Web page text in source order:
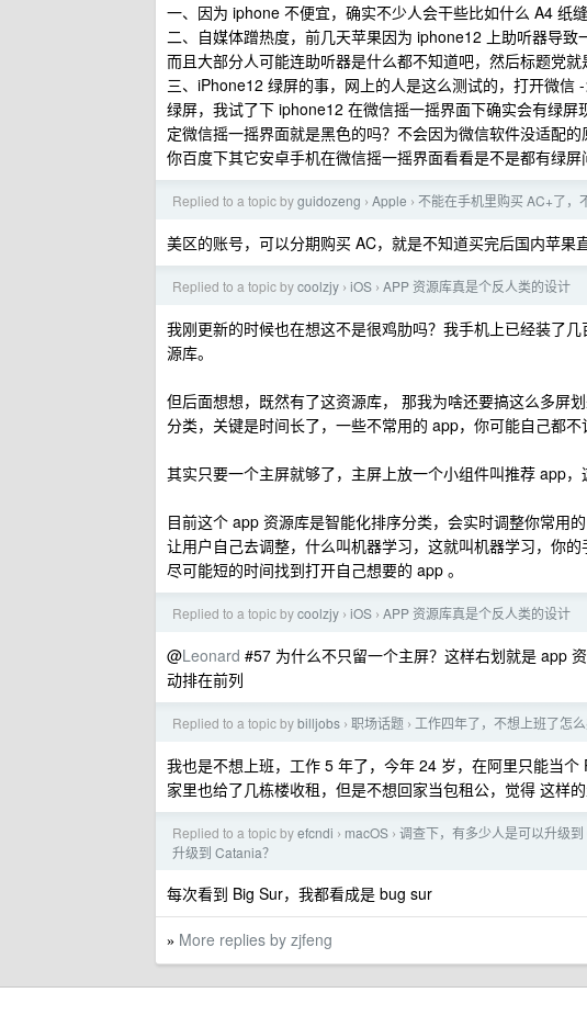
一、因为 iphone 不便宜，确实不少人会干些比如什么 A4 纸
二、自媒体蹭热度，前几天苹果因为 iphone12 上助听器导致
而且大部分人可能连助听器是什么都不知道吧，然后标题党
三、iPhone12 绿屏的事，网上的人是这么测试的，打开微
绿屏，我试了下 iphone12 在微信摇一摇界面下确实会有绿
定微信摇一摇界面就是黑色的吗？不会因为微信软件没适配的
你百度下其它安卓手机在微信摇一摇界面看看是不是都有绿屏
Replied to a topic byguidozeng › Apple › 不能在手机里购买 AC+了，
美区的账号，可以分期购买 AC，就是不知道买完后国内苹果
Replied to a topic bycoolzjy › iOS › APP 资源库真是个反人类的设计
我刚更新的时候也在想这不是很鸡肋吗？我手机上已经装了
源库。
但后面想想，既然有了这资源库， 那我为啥还要搞这么多屏
分类，关键是时间长了，一些不常用的 app，你可能自己都不
其实只要一个主屏就够了，主屏上放一个小组件叫推荐 app
目前这个 app 资源库是智能化排序分类，会实时调整你常用
让用户自己去调整，什么叫机器学习，这就叫机器学习，你
尽可能短的时间找到打开自己想要的 app 。
Replied to a topic bycoolzjy › iOS › APP 资源库真是个反人类的设计
@Leonard #57 为什么不只留一个主屏？这样右划就是 app
动排在前列
Replied to a topic bybilljobs › 职场话题 › 工作四年了，不想上班了怎
我也是不想上班，工作 5 年了，今年 24 岁，在阿里只能当个
家里也给了几栋楼收租，但是不想回家当包租公，觉得 这样
Replied to a topic byefcndi › macOS › 调查下，有多少人是可以升级
升级到 Catania？
每次看到 Big Sur，我都看成是 bug sur
» More replies by zjfeng